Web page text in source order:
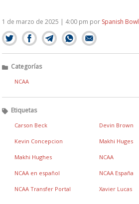
1 de marzo de 2025 | 4:00 pm por Spanish Bowl
Categorías
NCAA
Etiquetas
Carson Beck Devin Brown
Kevin Concepcion Makhi Huges
Makhi Hughes NCAA
NCAA en español NCAA España
NCAA Transfer Portal Xavier Lucas